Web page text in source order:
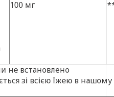
100 мг
не встановлено
зі всією їжею в нашому